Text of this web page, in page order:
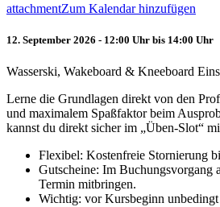
attachmentZum Kalendar hinzufügen
12. September 2026 - 12:00 Uhr bis 14:00 Uhr
Wasserski, Wakeboard & Kneeboard
Lerne die Grundlagen direkt von den
und maximalem Spaßfaktor beim
kannst du direkt sicher im „Üben-Slot“
Flexibel: Kostenfreie Stornierung
Gutscheine: Im Buchungsvorgang
Termin mitbringen.
Wichtig: vor Kursbeginn unbedingt